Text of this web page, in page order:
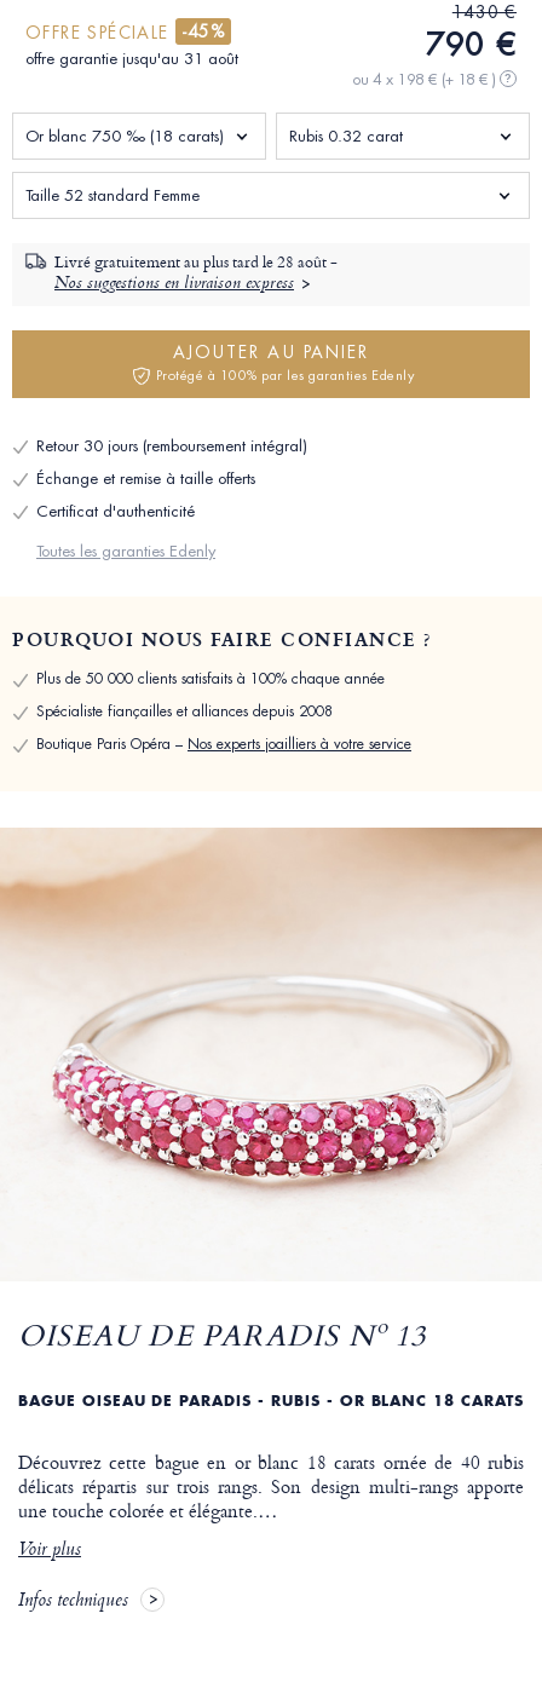
OFFRE SPÉCIALE -45%
offre garantie jusqu'au 31 août
1430 €
790 €
ou 4 x 198 € (+ 18 € ) ?
Or blanc 750 ‰ (18 carats) Rubis 0.32 carat
Taille 52 standard Femme
Livré gratuitement au plus tard le28 août -
Nos suggestions en livraison express
AJOUTER AU PANIER
Protégé à 100% par les garanties Edenly
Retour 30 jours (remboursement intégral)
Échange et remise à taille offerts
Certificat d'authenticité
Toutes les garanties Edenly
POURQUOI NOUS FAIRE CONFIANCE ?
Plus de 50 000 clients satisfaits à 100% chaque année
Spécialiste fiançailles et alliances depuis 2008
Boutique Paris Opéra – Nos experts joailliers à votre service
OISEAU DE PARADIS Nº 13
BAGUE OISEAU DE PARADIS - RUBIS - OR BLANC 18 CARATS
Découvrez cette bague en or blanc 18 carats ornée de 40 rubis
délicats répartis sur trois rangs. Son design multi-rangs apporte
une touche colorée et élégante.…
Voir plus
Infos techniques